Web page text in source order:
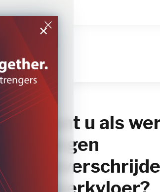
×
Wat kunt u als
doen tegen